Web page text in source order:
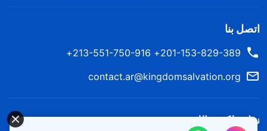
اتصل بنا
201-153-829-389+ 213-551-750-916+
contact.ar@kingdomsalvation.org
نزل ملكوت الله.